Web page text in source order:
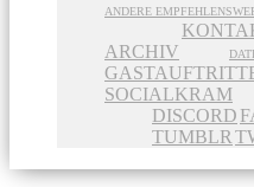
ANDERE
ARCHIV
SOCIALKRAM
DISCORD
TUMBLR